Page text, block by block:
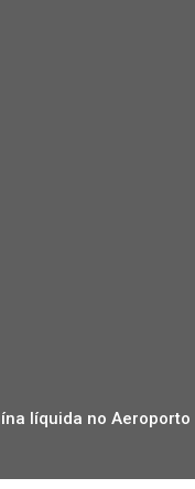
líquida no Aeroporto